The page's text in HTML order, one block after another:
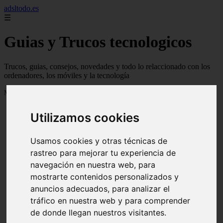
Utilizamos cookies
Usamos cookies y otras técnicas de
rastreo para mejorar tu experiencia de
navegación en nuestra web, para
mostrarte contenidos personalizados y
anuncios adecuados, para analizar el
tráfico en nuestra web y para comprender
de donde llegan nuestros visitantes.
adsltodo.es
☰
Guias y Trucos tecnologicos
Trucos, guias, consejos, novedades y todo lo relaccionado con los
ordenadores, los móviles y la tecnología
Mostrando 1 - 24 de 148 artículos
Newskill Kitsune Review 【Análisis en Español】